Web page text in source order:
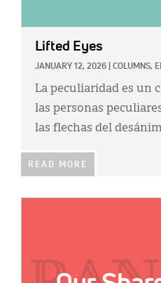
Lifted Eyes
JANUARY 12, 2026 COLUMNS,
La peculiaridad es un
las personas
las flechas del
READ MORE